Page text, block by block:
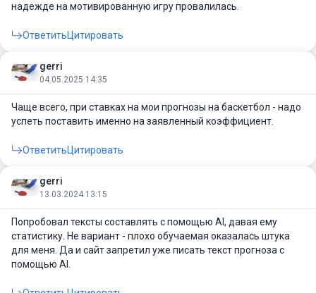
надежде на мотивированную игру провалилась.
ОтветитьЦитировать
gerri
04.05.2025 14:35
Чаще всего, при ставках на мои прогнозы на баскетбол - надо
успеть поставить именно на заявленный коэффициент.
ОтветитьЦитировать
gerri
13.03.2024 13:15
Попробовал тексты составлять с помощью AI, давая ему
статистику. Не вариант - плохо обучаемая оказалась штука
для меня. Да и сайт запретил уже писать текст прогноза с
помощью AI.